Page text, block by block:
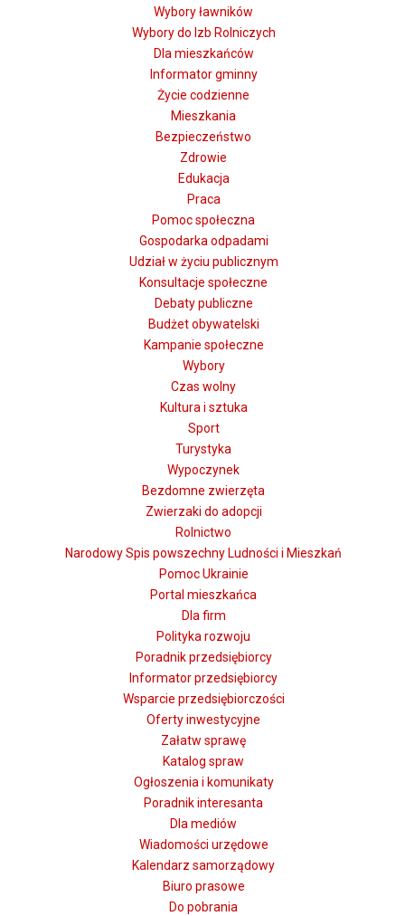
Wybory ławników
Wybory do Izb Rolniczych
Dla mieszkańców
Informator gminny
Życie codzienne
Mieszkania
Bezpieczeństwo
Zdrowie
Edukacja
Praca
Pomoc społeczna
Gospodarka odpadami
Udział w życiu publicznym
Konsultacje społeczne
Debaty publiczne
Budżet obywatelski
Kampanie społeczne
Wybory
Czas wolny
Kultura i sztuka
Sport
Turystyka
Wypoczynek
Bezdomne zwierzęta
Zwierzaki do adopcji
Rolnictwo
Narodowy Spis powszechny Ludności i Mieszkań
Pomoc Ukrainie
Portal mieszkańca
Dla firm
Polityka rozwoju
Poradnik przedsiębiorcy
Informator przedsiębiorcy
Wsparcie przedsiębiorczości
Oferty inwestycyjne
Załatw sprawę
Katalog spraw
Ogłoszenia i komunikaty
Poradnik interesanta
Dla mediów
Wiadomości urzędowe
Kalendarz samorządowy
Biuro prasowe
Do pobrania